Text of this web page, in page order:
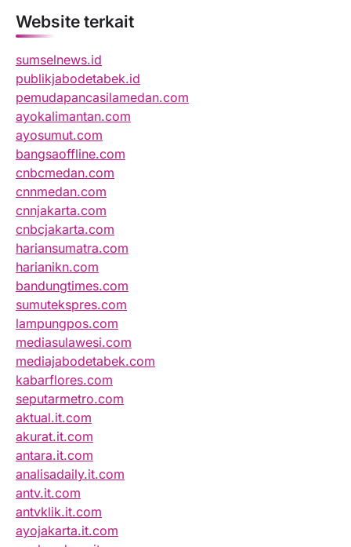
Website terkait
sumselnews.id
publikjabodetabek.id
pemudapancasilamedan.com
ayokalimantan.com
ayosumut.com
bangsaoffline.com
cnbcmedan.com
cnnmedan.com
cnnjakarta.com
cnbcjakarta.com
hariansumatra.com
harianikn.com
bandungtimes.com
sumutekspres.com
lampungpos.com
mediasulawesi.com
mediajabodetabek.com
kabarflores.com
seputarmetro.com
aktual.it.com
akurat.it.com
antara.it.com
analisadaily.it.com
antv.it.com
antvklik.it.com
ayojakarta.it.com